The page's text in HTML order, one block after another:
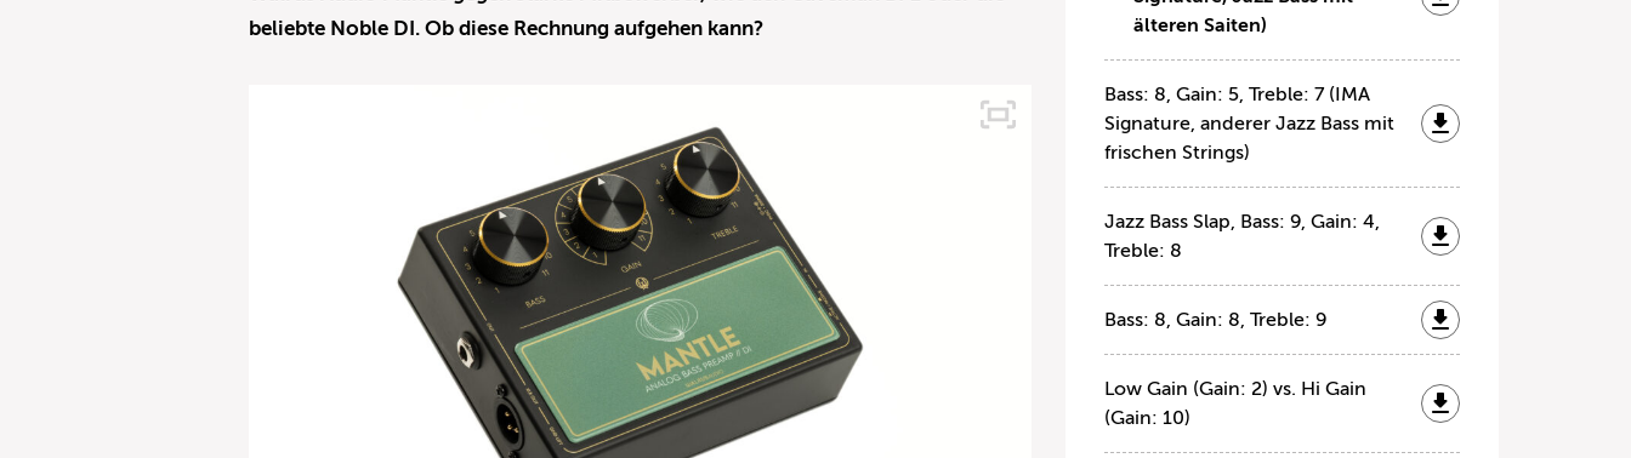
beliebte Noble DI. Ob diese Rechnung aufgehen kann?
älteren Saiten)
Bass: 8, Gain: 5, Treble: 7 (IMA
Signature, anderer Jazz Bass mit
frischen Strings)
Jazz Bass Slap, Bass: 9, Gain: 4,
Treble: 8
Bass: 8, Gain: 8, Treble: 9
Low Gain (Gain: 2) vs. Hi Gain
(Gain: 10)